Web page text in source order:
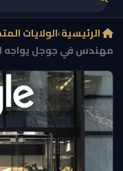
الرئيسية›الولايات
مهندس في جوجل يواجه